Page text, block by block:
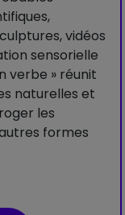
vidéos
sensorielle
verbe » réunit
naturelles et
les
formes